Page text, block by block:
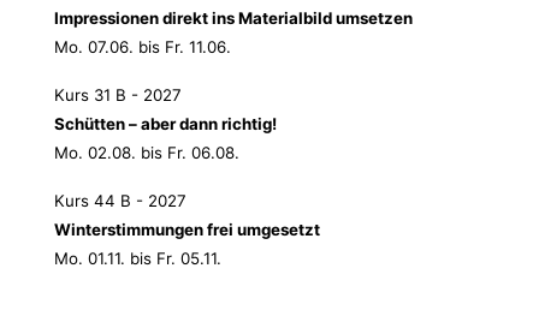
Impressionen direkt ins Materialbild umsetzen
Mo. 07.06. bis Fr. 11.06.
Kurs 31 B - 2027
Schütten – aber dann richtig!
Mo. 02.08. bis Fr. 06.08.
Kurs 44 B - 2027
Winterstimmungen frei umgesetzt
Mo. 01.11. bis Fr. 05.11.